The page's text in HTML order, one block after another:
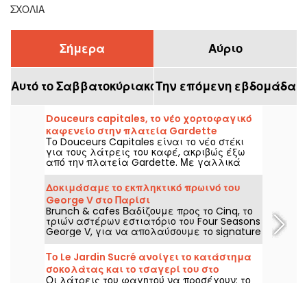
ΣΧΌΛΙΑ
Σήμερα Αύριο
Αυτό το ΣαββατοκύριακοΤην επόμενη εβδομάδα
Douceurs capitales, το νέο χορτοφαγικό
καφενείο στην πλατεία Gardette
Το Douceurs Capitales είναι το νέο στέκι
για τους λάτρεις του καφέ, ακριβώς έξω
από την πλατεία Gardette. Με γαλλικά
γλυκά, καφέ Coutume και μια ηλιόλουστη
βεράντα, αυτή είναι μια διεύθυνση που
ταιριάζει σε όλα τα κουτιά!
Δοκιμάσαμε το εκπληκτικό πρωινό του
George V στο Παρίσι
Brunch & cafes Βαδίζουμε προς το Cinq, το
τριών αστέρων εστιατόριο του Four Seasons
George V, για να απολαύσουμε το signature
πρωινό του, επιμελημένο από τους
Guillaume Cabrol και Michael Bartocetti.
Διαθέσιμο κάθε μέρα το πρωί, αυτή η
γαστρονομική εμπειρία μετατρέπει το
Το Le Jardin Sucré ανοίγει το κατάστημα
σοκολάτας και το τσαγερί του στο
Οι λάτρεις του φαγητού να προσέχουν: το